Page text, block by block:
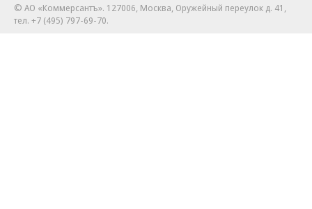
© АО «Коммерсантъ». 127006, Москва, Оружейный переулок д. 41,
тел. +7 (495) 797-69-70.